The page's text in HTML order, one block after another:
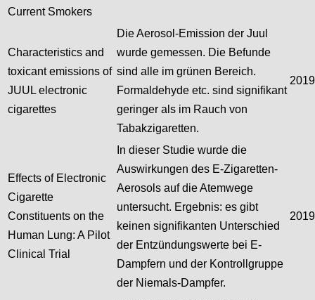
Current Smokers
Characteristics and
toxicant emissions of
JUUL electronic
cigarettes
Die Aerosol-Emission der Juul
wurde gemessen. Die Befunde
sind alle im grünen Bereich.
Formaldehyde etc. sind signifikant
geringer als im Rauch von
Tabakzigaretten.
2019
Effects of Electronic
Cigarette
Constituents on the
Human Lung: A Pilot
Clinical Trial
In dieser Studie wurde die
Auswirkungen des E-Zigaretten-
Aerosols auf die Atemwege
untersucht. Ergebnis: es gibt
keinen signifikanten Unterschied
der Entzündungswerte bei E-
Dampfern und der Kontrollgruppe
der Niemals-Dampfer.
2019